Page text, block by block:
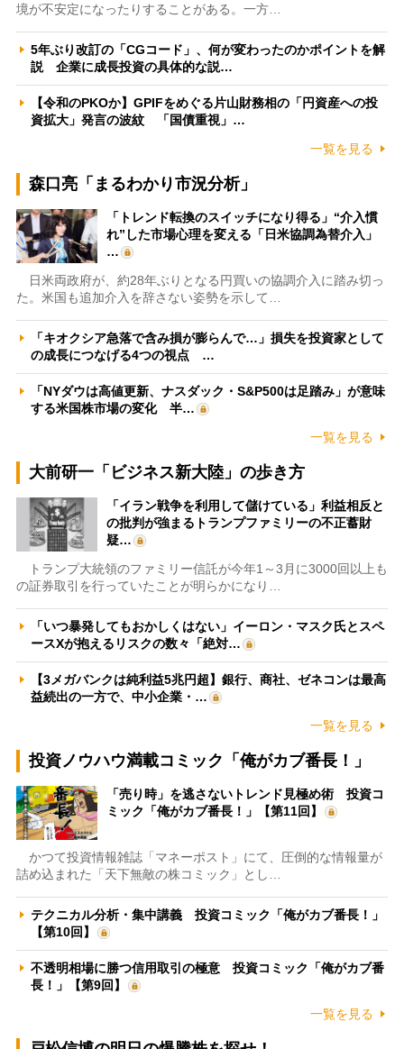
境が不安定になったりすることがある。一方…
5年ぶり改訂の「CGコード」、何が変わったのかポイントを解
説 企業に成長投資の具体的な説…
【令和のPKOか】GPIFをめぐる片山財務相の「円資産への投
資拡大」発言の波紋 「国債重視」…
一覧を見る
森口亮「まるわかり市況分析」
「トレンド転換のスイッチになり得る」“介入慣
れ”した市場心理を変える「日米協調為替介入」
…
日米両政府が、約28年ぶりとなる円買いの協調介入に踏み切っ
た。米国も追加介入を辞さない姿勢を示して…
「キオクシア急落で含み損が膨らんで…」損失を投資家として
の成長につなげる4つの視点 …
「NYダウは高値更新、ナスダック・S&P500は足踏み」が意味
する米国株市場の変化 半…
一覧を見る
大前研一「ビジネス新大陸」の歩き方
「イラン戦争を利用して儲けている」利益相反と
の批判が強まるトランプファミリーの不正蓄財
疑…
トランプ大統領のファミリー信託が今年1～3月に3000回以上も
の証券取引を行っていたことが明らかになり…
「いつ暴発してもおかしくはない」イーロン・マスク氏とスペ
ースXが抱えるリスクの数々「絶対…
【3メガバンクは純利益5兆円超】銀行、商社、ゼネコンは最高
益続出の一方で、中小企業・…
一覧を見る
投資ノウハウ満載コミック「俺がカブ番長！」
「売り時」を逃さないトレンド見極め術 投資コ
ミック「俺がカブ番長！」【第11回】
かつて投資情報雑誌「マネーポスト」にて、圧倒的な情報量が
詰め込まれた「天下無敵の株コミック」とし…
テクニカル分析・集中講義 投資コミック「俺がカブ番長！」
【第10回】
不透明相場に勝つ信用取引の極意 投資コミック「俺がカブ番
長！」【第9回】
一覧を見る